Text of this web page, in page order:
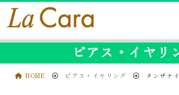
ピアス・イヤリ
HOME ピアス・イヤリング タンザナ